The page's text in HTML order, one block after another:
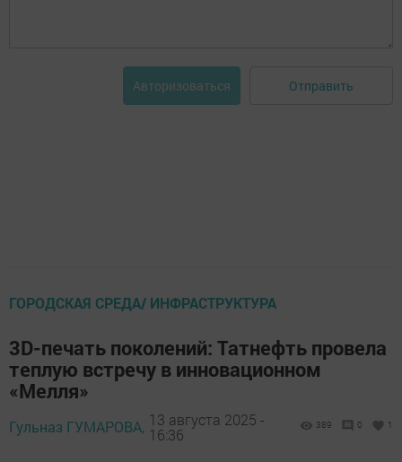
Авторизоваться Отправить
ГОРОДСКАЯ СРЕДА/ ИНФРАСТРУКТУРА
3D-печать поколений: Татнефть провела
теплую встречу в инновационном
«Мелля»
Гульназ ГУМАРОВА, 13 августа 2025 -
16:36
389 0 1